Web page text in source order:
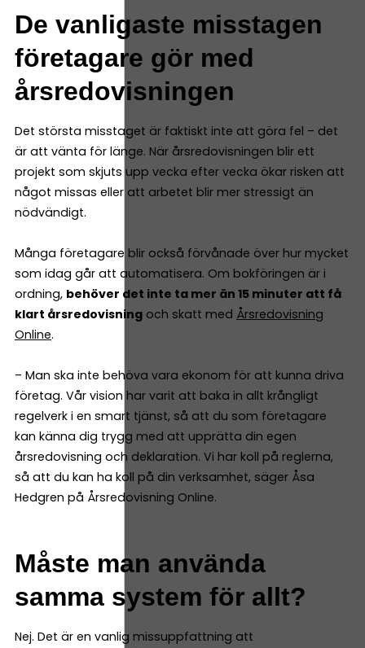
De vanligaste misstagen
företagare gör med
årsredovisningen
Det största misstaget är faktiskt inte att göra fel – det
är att vänta för länge. När årsredovisningen blir ett
projekt som skjuts upp vecka efter vecka ökar risken att
något missas eller att arbetet blir mer stressigt än
nödvändigt.
Många företagare blir också förvånade över hur mycket
som idag går att automatisera. Om bokföringen är i
ordning, behöver det inte ta mer än 15 minuter att få
klart årsredovisning och skatt med Årsredovisning
Online.
– Man ska inte behöva vara ekonom för att kunna driva
företag. Vår vision har varit att baka in allt krångligt
regelverk i en smart tjänst, så att du som företagare
kan känna dig trygg med att upprätta din egen
årsredovisning och deklaration. Vi har koll på reglerna,
så att du kan ha koll på din verksamhet, säger Åsa
Hedgren på Årsredovisning Online.
Måste man använda
samma system för allt?
Nej. Det är en vanlig missuppfattning att